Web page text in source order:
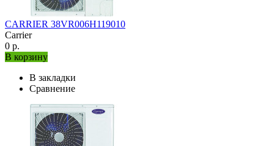
CARRIER 38VR006H119010
Carrier
0 р.
В корзину
В закладки
Сравнение